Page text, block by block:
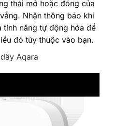
thái mở hoặc đóng của
Nhận thông báo khi
năng tự động hóa để
đó tùy thuộc vào bạn.‎
Aqara‎